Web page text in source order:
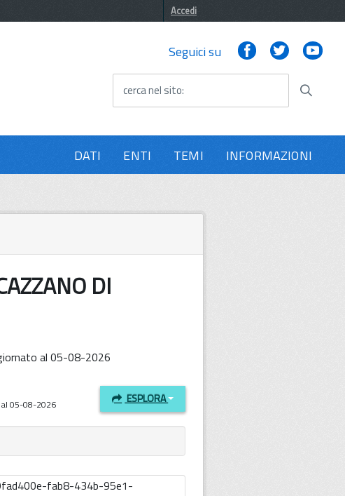
Accedi
Seguici su FacebookTwitter
cerca nel sito
DATI ENTI TEMI INFORMAZIONI
DI
al 05-08-2026
al 05-08-2026 ESPLORA
fab8-434b-95e1-